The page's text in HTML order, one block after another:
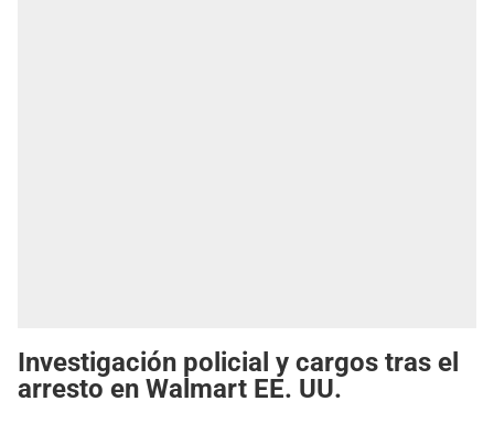
Investigación policial y cargos tras el
arresto en Walmart EE. UU.